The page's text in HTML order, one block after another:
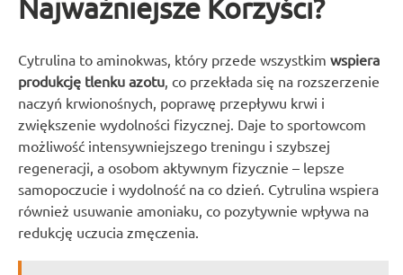
Najważniejsze Korzyści?
Cytrulina to aminokwas, który przede wszystkim wspiera
produkcję tlenku azotu, co przekłada się na rozszerzenie
naczyń krwionośnych, poprawę przepływu krwi i
zwiększenie wydolności fizycznej. Daje to sportowcom
możliwość intensywniejszego treningu i szybszej
regeneracji, a osobom aktywnym fizycznie – lepsze
samopoczucie i wydolność na co dzień. Cytrulina wspiera
również usuwanie amoniaku, co pozytywnie wpływa na
redukcję uczucia zmęczenia.